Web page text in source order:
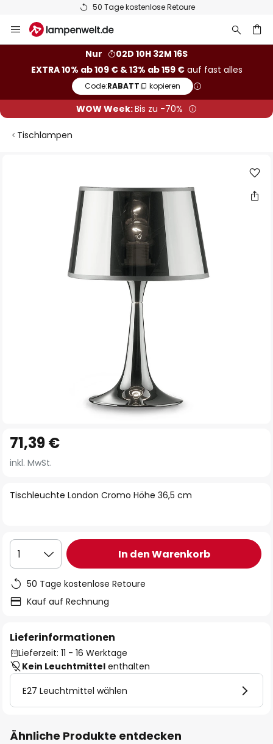
50 Tage kostenlose Retoure
Inhalt
Nur
02D 10H 32M 16S
EXTRA 10% ab 109 € & 13% ab 159 €auf fast alles
Code:RABATT kopieren
WOW Week:Bis zu -70%
Tischlampen
Anfang
der
springen
Tischleuchte London Cromo Höhe 36,5 cm
71,39 €
inkl. MwSt.
1 In den Warenkorb
50 Tage kostenlose Retoure
Kauf auf Rechnung
Lieferinformationen
Lieferzeit: 11 - 16 Werktage
Kein Leuchtmittel enthalten
E27 Leuchtmittel wählen
Ähnliche Produkte entdecken